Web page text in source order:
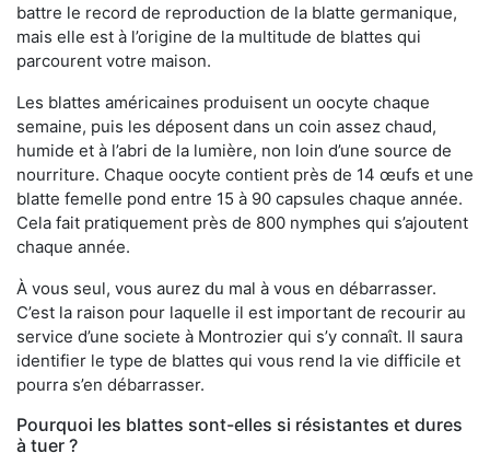
battre le record de reproduction de la blatte germanique,
mais elle est à l’origine de la multitude de blattes qui
parcourent votre maison.
Les blattes américaines produisent un oocyte chaque
semaine, puis les déposent dans un coin assez chaud,
humide et à l’abri de la lumière, non loin d’une source de
nourriture. Chaque oocyte contient près de 14 œufs et une
blatte femelle pond entre 15 à 90 capsules chaque année.
Cela fait pratiquement près de 800 nymphes qui s’ajoutent
chaque année.
À vous seul, vous aurez du mal à vous en débarrasser.
C’est la raison pour laquelle il est important de recourir au
service d’une societe à Montrozier qui s’y connaît. Il saura
identifier le type de blattes qui vous rend la vie difficile et
pourra s’en débarrasser.
Pourquoi les blattes sont-elles si résistantes et dures
à tuer ?